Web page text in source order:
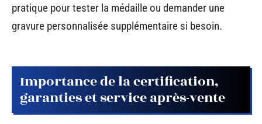
pratique pour tester la médaille ou demander une
gravure personnalisée supplémentaire si besoin.
Importance de la certification,
garanties et service après-vente